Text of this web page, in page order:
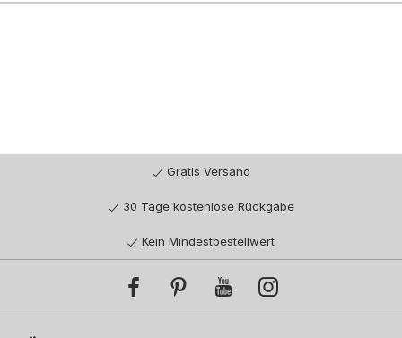
Gratis Versand
30 Tage kostenlose Rückgabe
Kein Mindestbestellwert